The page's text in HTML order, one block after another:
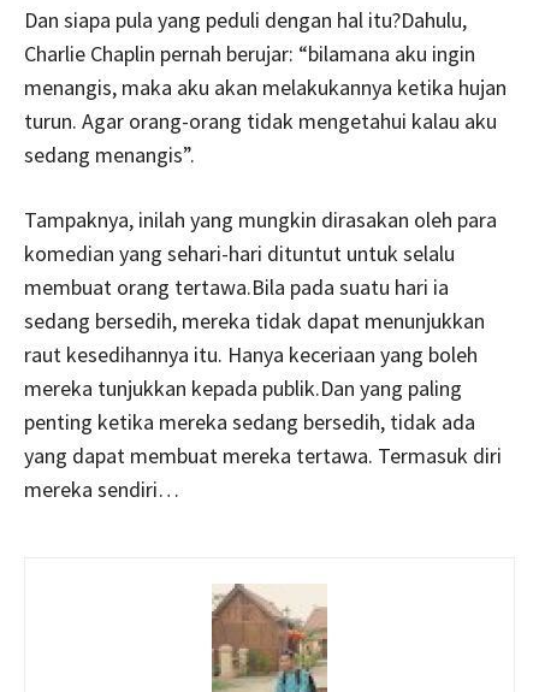
Dan siapa pula yang peduli dengan hal itu?Dahulu,
Charlie Chaplin pernah berujar: “bilamana aku ingin
menangis, maka aku akan melakukannya ketika hujan
turun. Agar orang-orang tidak mengetahui kalau aku
sedang menangis”.
Tampaknya, inilah yang mungkin dirasakan oleh para
komedian yang sehari-hari dituntut untuk selalu
membuat orang tertawa.Bila pada suatu hari ia
sedang bersedih, mereka tidak dapat menunjukkan
raut kesedihannya itu. Hanya keceriaan yang boleh
mereka tunjukkan kepada publik.Dan yang paling
penting ketika mereka sedang bersedih, tidak ada
yang dapat membuat mereka tertawa. Termasuk diri
mereka sendiri…